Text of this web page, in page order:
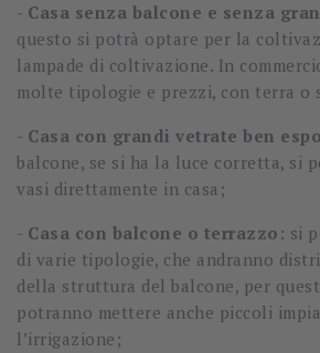
- Casa senza balcone e senza
questo si potrà optare per la
lampade di coltivazione. In
molte tipologie e prezzi, con terra o
- Casa con grandi vetrate ben
balcone, se si ha la luce corretta, si
vasi direttamente in casa;
- Casa con balcone o terrazzo : si
di varie tipologie, che andranno
della struttura del balcone, per
potranno mettere anche piccoli
l’irrigazione;